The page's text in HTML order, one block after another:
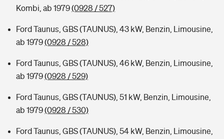
Kombi, ab 1979(0928 / 527)
Ford Taunus, GBS (TAUNUS), 43 kW, Benzin, Limousine,
ab 1979(0928 / 528)
Ford Taunus, GBS (TAUNUS), 46 kW, Benzin, Limousine,
ab 1979(0928 / 529)
Ford Taunus, GBS (TAUNUS), 51 kW, Benzin, Limousine,
ab 1979(0928 / 530)
Ford Taunus, GBS (TAUNUS), 54 kW, Benzin, Limousine,